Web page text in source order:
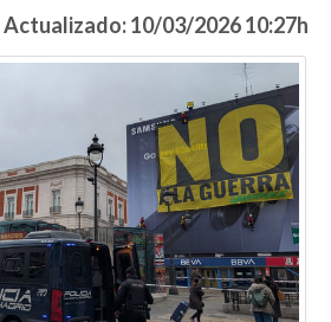
Actualizado: 10/03/2026 10:27h